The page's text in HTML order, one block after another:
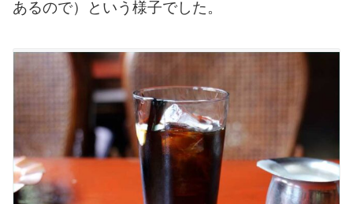
あるので）という様子でした。